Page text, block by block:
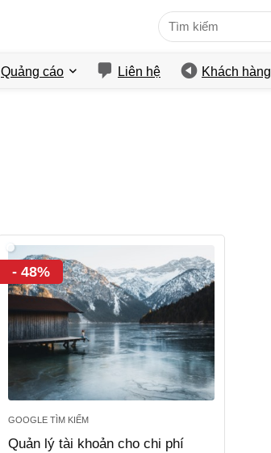
Quảng cáo Liên hệ Khách hàng
- 48%
GOOGLE TÌM KIẾM
Quản lý tài khoản cho chi phí